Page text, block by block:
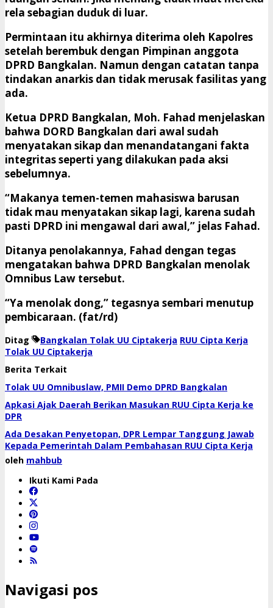
rela sebagian duduk di luar.
Permintaan itu akhirnya diterima oleh Kapolres
setelah berembuk dengan Pimpinan anggota
DPRD Bangkalan. Namun dengan catatan tanpa
tindakan anarkis dan tidak merusak fasilitas yang
ada.
Ketua DPRD Bangkalan, Moh. Fahad menjelaskan
bahwa DORD Bangkalan dari awal sudah
menyatakan sikap dan menandatangani fakta
integritas seperti yang dilakukan pada aksi
sebelumnya.
“Makanya temen-temen mahasiswa barusan
tidak mau menyatakan sikap lagi, karena sudah
pasti DPRD ini mengawal dari awal,” jelas Fahad.
Ditanya penolakannya, Fahad dengan tegas
mengatakan bahwa DPRD Bangkalan menolak
Omnibus Law tersebut.
“Ya menolak dong,” tegasnya sembari menutup
pembicaraan. (fat/rd)
Ditag Bangkalan Tolak UU Ciptakerja RUU Cipta Kerja
Tolak UU Ciptakerja
Berita Terkait
Tolak UU Omnibuslaw, PMII Demo DPRD Bangkalan
Apkasi Ajak Daerah Berikan Masukan RUU Cipta Kerja ke
DPR
Ada Desakan Penyetopan, DPR Lempar Tanggung Jawab
Kepada Pemerintah Dalam Pembahasan RUU Cipta Kerja
oleh mahbub
Ikuti Kami Pada
Navigasi pos